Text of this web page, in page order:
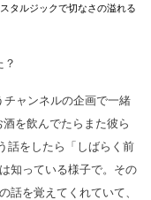
タルジックで切なさの溢れる
ャンネルの企画で一緒
を飲んでたらまた彼ら
話をしたら「しばらく前
知っている様子で。その
話を覚えてくれていて、